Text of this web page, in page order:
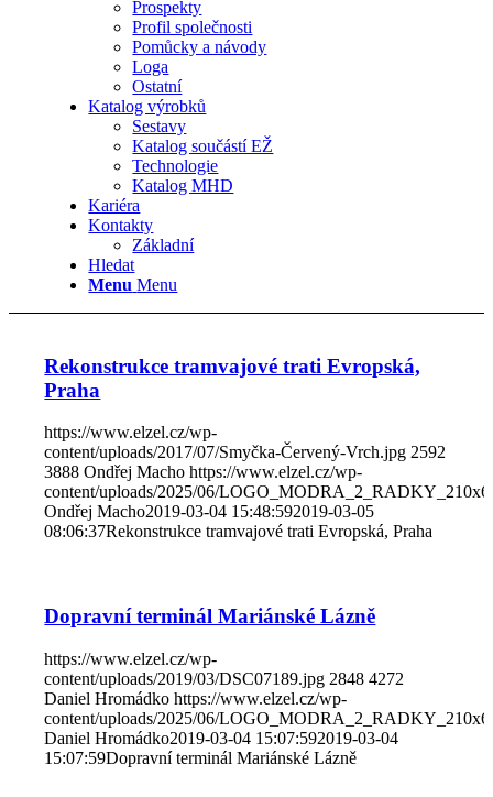
Prospekty
Profil společnosti
Pomůcky a návody
Loga
Ostatní
Katalog výrobků
Sestavy
Katalog součástí EŽ
Technologie
Katalog MHD
Kariéra
Kontakty
Základní
Hledat
Menu Menu
Rekonstrukce tramvajové trati Evropská,
Praha
https://www.elzel.cz/wp-
content/uploads/2017/07/Smyčka-Červený-Vrch.jpg 2592
3888 Ondřej Macho https://www.elzel.cz/wp-
content/uploads/2025/06/
Ondřej Macho2019-03-04 15:48:592019-03-05
08:06:37Rekonstrukce tramvajové trati Evropská, Praha
Dopravní terminál Mariánské Lázně
https://www.elzel.cz/wp-
content/uploads/2019/03/DSC07189.jpg 2848 4272
Daniel Hromádko https://www.elzel.cz/wp-
content/uploads/2025/06/
Daniel Hromádko2019-03-04 15:07:592019-03-04
15:07:59Dopravní terminál Mariánské Lázně